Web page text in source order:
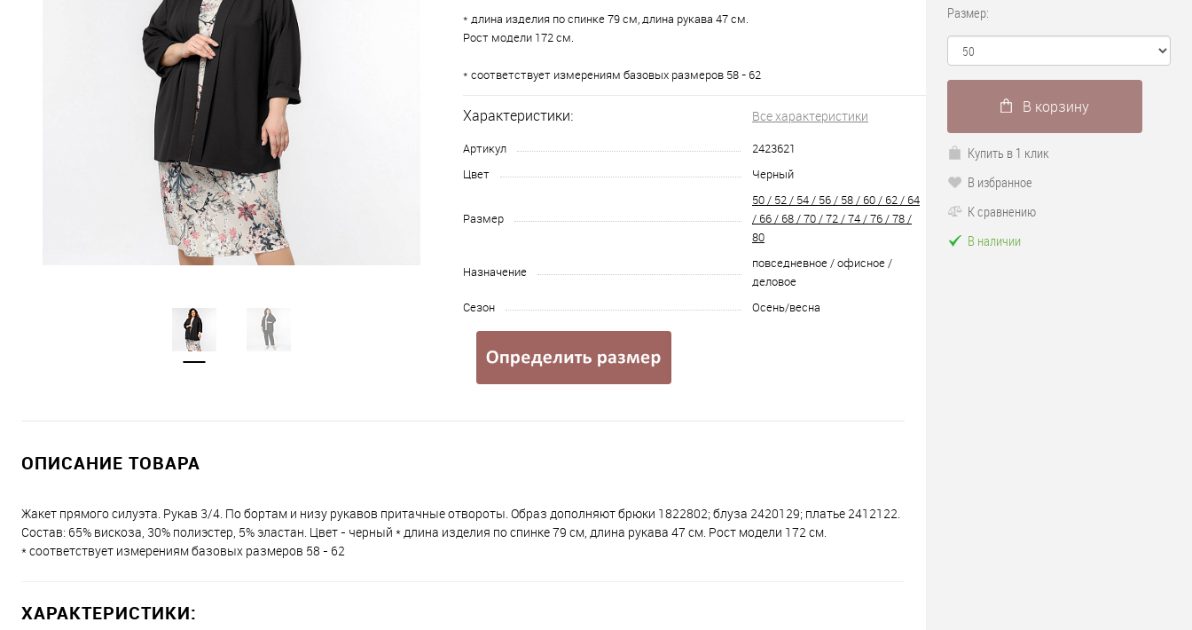
* длина изделия по спинке 79 см, длина рукава 47 см.
Рост модели 172 см.
* соответствует измерениям базовых размеров 58 - 62
Характеристики: Все характеристики
Артикул
2423621
Цвет
Черный
Размер
50 / 52 / 54 / 56 / 58 / 60 / 62 / 64
/ 66 / 68 / 70 / 72 / 74 / 76 / 78 /
80
Назначение
повседневное / офисное /
деловое
Сезон
Осень/весна
ОПИСАНИЕ ТОВАРА
Жакет прямого силуэта. Рукав 3/4. По бортам и низу рукавов притачные отвороты. Образ дополняют брюки 1822802; блуза 2420129; платье 2412122.
Состав: 65% вискоза, 30% полиэстер, 5% эластан. Цвет - черный * длина изделия по спинке 79 см, длина рукава 47 см. Рост модели 172 см.
* соответствует измерениям базовых размеров 58 - 62
ХАРАКТЕРИСТИКИ:
Размер:
В корзину
Купить в 1 клик
В избранное
К сравнению
В наличии